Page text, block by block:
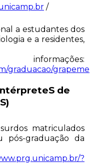
/
a estudantes dos
e a residentes,
graduacao/grapeme
de
matriculados
pós-graduação da
?